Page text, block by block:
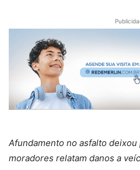
Afundamento no asfalto
moradores relatam danos a